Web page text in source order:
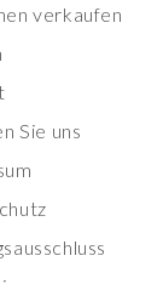
verkaufen
Sie uns